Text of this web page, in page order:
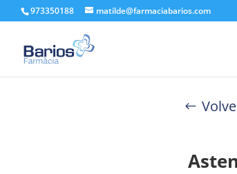
973350188 matilde@farmaciabarios.com